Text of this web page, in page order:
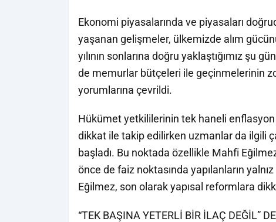
Ekonomi piyasalarında ve piyasaları
yaşanan gelişmeler, ülkemizde alım
yılının sonlarına doğru yaklaştığımız şu
de memurlar bütçeleri ile geçinmelerinin
yorumlarına çevrildi.
Hükümet yetkililerinin tek haneli
dikkat ile takip edilirken uzmanlar da ilgili
başladı. Bu noktada özellikle Mahfi
önce de faiz noktasında yapılanların
Eğilmez, son olarak yapısal reformlara
“TEK BAŞINA YETERLİ BİR İLAÇ DEĞİL”